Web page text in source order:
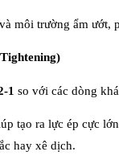
môi trường ẩm ướt,
1 so với các dòng
tạo ra lực ép cực
hay xê dịch.